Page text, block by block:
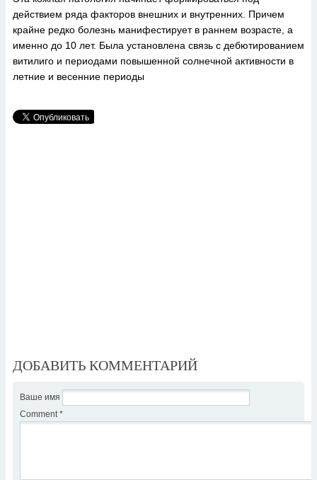
действием ряда факторов внешних и внутренних. Причем
крайне редко болезнь манифестирует в раннем возрасте, а
именно до 10 лет. Была установлена связь с дебютированием
витилиго и периодами повышенной солнечной активности в
летние и весенние периоды
ДОБАВИТЬ КОММЕНТАРИЙ
Ваше имя
Comment *